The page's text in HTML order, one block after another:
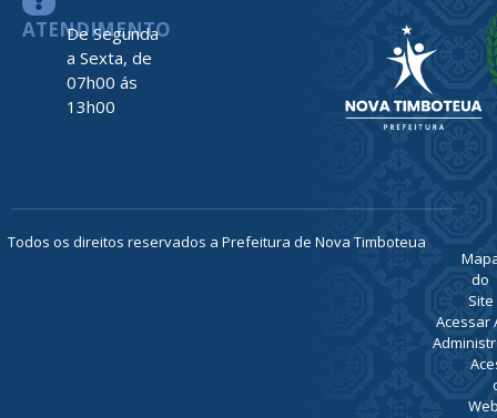
ATENDIMENTO
De Segunda
a Sexta, de
07h00 ás
13h00
Todos os direitos reservados a Prefeitura de Nova Timboteua
do
Site
Acessar